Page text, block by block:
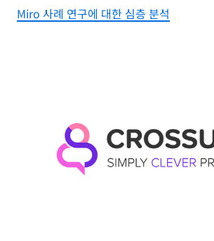
Miro 사례 연구에 대한 심층 분석